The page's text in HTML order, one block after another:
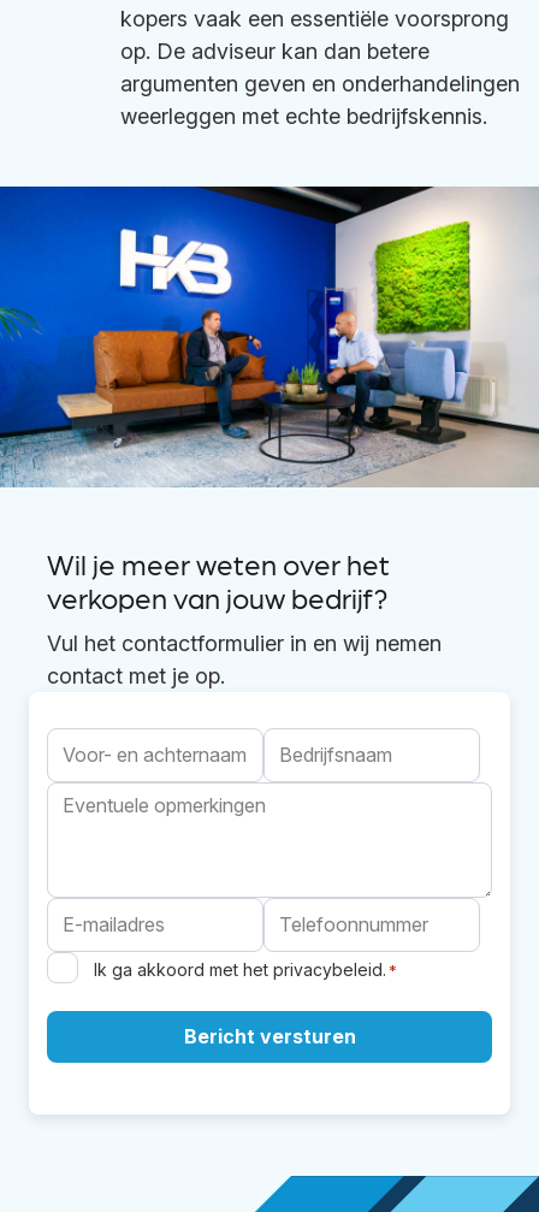
kopers vaak een essentiële voorsprong
op. De adviseur kan dan betere
argumenten geven en onderhandelingen
weerleggen met echte bedrijfskennis.
Wil je meer weten over het
verkopen van jouw bedrijf?
Vul het contactformulier in en wij nemen
contact met je op.
Ik ga akkoord met het privacybeleid. *